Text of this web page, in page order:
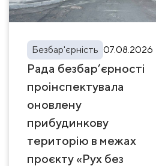
Безбар'єрність 07.08.2026
Рада безбар’єрності
проінспектувала
оновлену
прибудинкову
територію в межах
проєкту «Рух без